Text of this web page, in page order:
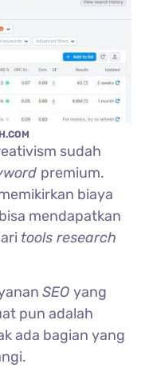
sudah
premium.
biaya
mendapatkan
tools research
SEOyang
pun adalah
ada bagian yang